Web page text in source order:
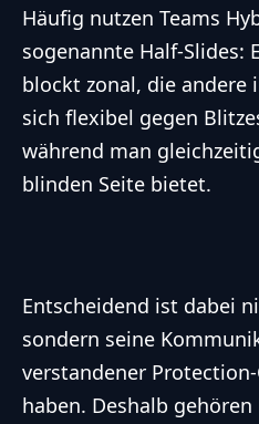
Häufig nutzen Teams
sogenannte Half-Slides:
blockt zonal, die andere
sich flexibel gegen
während man
blinden Seite bietet.
Entscheidend ist dabei
sondern seine
verstandener
haben. Deshalb